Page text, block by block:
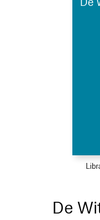
De